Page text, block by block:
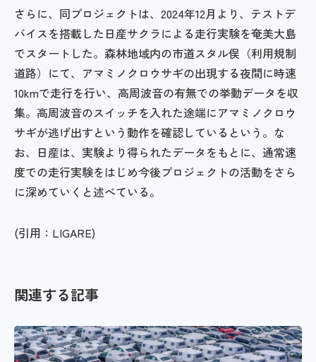
さらに、同プロジェクトは、2024年12月より、テストデ
バイスを搭載した日産サクラによる走行実験を奄美大島
でスタートした。森林地域内の市道スタル俣（利用規制
道路）にて、アマミノクロウサギの出現する夜間に時速
10kmで走行を行い、高周波音の有無での挙動データを収
集。高周波音のスイッチを入れた途端にアマミノクロウ
サギが逃げ出すという動作を確認しているという。な
お、日産は、実験より得られたデータをもとに、通常速
度での走行実験をはじめ今後プロジェクトの活動をさら
に深めていくと述べている。
(引用：LIGARE)
関連する記事